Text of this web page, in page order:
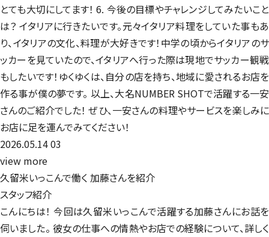
とても大切にしてます！ 6. 今後の目標やチャレンジしてみたいこと
は？ イタリアに行きたいです。元々イタリア料理をしていた事もあ
り、イタリアの文化、料理が大好きです！中学の頃からイタリアのサ
ッカーを見ていたので、イタリアへ行った際は現地でサッカー観戦
もしたいです！ゆくゆくは、自分の店を持ち、地域に愛されるお店を
作る事が僕の夢です。 以上、大名NUMBER SHOTで活躍する一安
さんのご紹介でした！ ぜひ、一安さんの料理やサービスを楽しみに
お店に足を運んでみてください！
2026.05.1403
view more
久留米いっこんで働く 加藤さんを紹介
スタッフ紹介
こんにちは！ 今回は久留米いっこんで活躍する加藤さんにお話を
伺いました。 彼女の仕事への情熱やお店での経験について、詳しく